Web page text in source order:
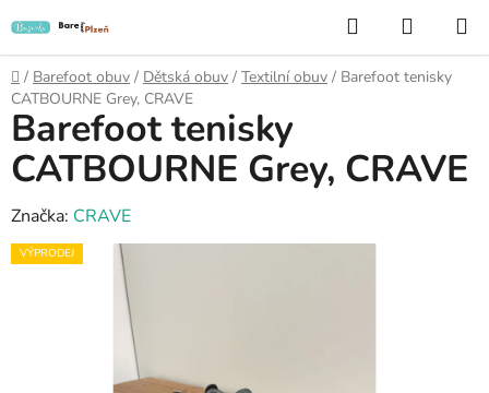
na
obsah
Hledat
KOŠÍK
Domů
/ Barefoot obuv / Dětská obuv / Textilní obuv / Barefoot tenisky
CATBOURNE Grey, CRAVE
Barefoot tenisky
CATBOURNE Grey, CRAVE
Značka: CRAVE
VÝPRODEJ